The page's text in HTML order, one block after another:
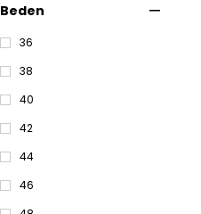
Beden
36
38
40
42
44
46